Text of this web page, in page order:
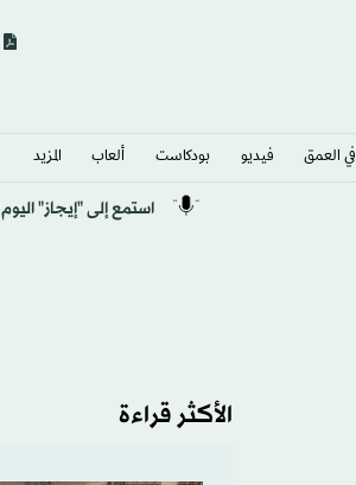
في العمق فيديو بودكاست ألعاب المزيد
استمع إلى "إيجاز" اليوم
الأكثر قراءة